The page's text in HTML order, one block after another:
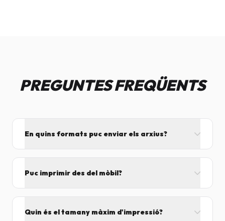
PREGUNTES FREQÜENTS
En quins formats puc enviar els arxius?
Word i Excel.
Puc imprimir des del mòbil?
Quin és el tamany màxim d'impressió?